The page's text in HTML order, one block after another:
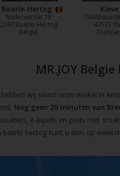
Baarle-Hertog
Molenstraat 18
2387 Baarle-Hertog
België
Kleve
47533
MR.JOY
wij naast onze winkel in
Nog geen 20 minuten van
e-liquids en pods met
baarle hertog kunt u zien op